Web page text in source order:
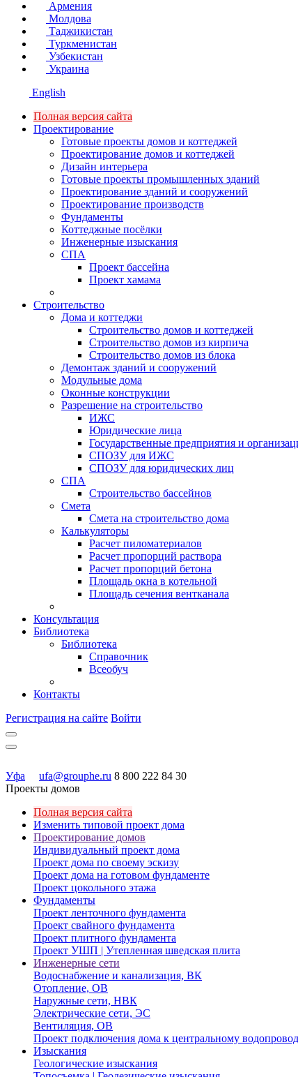
Армения
Молдова
Таджикистан
Туркменистан
Узбекистан
Украина
English
Полная версия сайта
Проектирование
Готовые проекты домов и коттеджей
Проектирование домов и коттеджей
Дизайн интерьера
Готовые проекты промышленных зданий
Проектирование зданий и сооружений
Проектирование производств
Фундаменты
Коттеджные посёлки
Инженерные изыскания
СПА
Проект бассейна
Проект хамама
Строительство
Дома и коттеджи
Строительство домов и коттеджей
Строительство домов из кирпича
Строительство домов из блока
Демонтаж зданий и сооружений
Модульные дома
Оконные конструкции
Разрешение на строительство
ИЖС
Юридические лица
Государственные предприятия и
СПОЗУ для ИЖС
СПОЗУ для юридических лиц
СПА
Строительство бассейнов
Смета
Смета на строительство дома
Калькуляторы
Расчет пиломатериалов
Расчет пропорций раствора
Расчет пропорций бетона
Площадь окна в котельной
Площадь сечения вентканала
Консультация
Библиотека
Библиотека
Справочник
Всеобуч
Контакты
Регистрация на сайте Войти
Уфа ufa@grouphe.ru 8 800 222 84 30
Проекты домов
Полная версия сайта
Изменить типовой проект дома
Проектирование домов
Индивидуальный проект дома
Проект дома по своему эскизу
Проект дома на готовом фундаменте
Проект цокольного этажа
Фундаменты
Проект ленточного фундамента
Проект свайного фундамента
Проект плитного фундамента
Проект УШП | Утепленная шведская плита
Инженерные сети
Водоснабжение и канализация, ВК
Отопление, ОВ
Наружные сети, НВК
Электрические сети, ЭС
Вентиляция, ОВ
Проект подключения дома к центральному
Изыскания
Геологические изыскания